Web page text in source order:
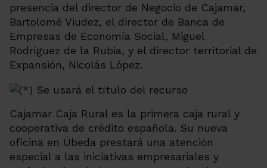
presencia del director de Negocio de Cajamar,
Bartolomé Viudez, el director de Banca de
Empresas de Economía Social, Miguel
Rodríguez de la Rubia, y el director territorial de
Expansión, Nicolás López.
Cajamar Caja Rural es la primera caja rural y
cooperativa de crédito española. Su nueva
oficina en Úbeda prestará una atención
especial a las iniciativas empresariales y